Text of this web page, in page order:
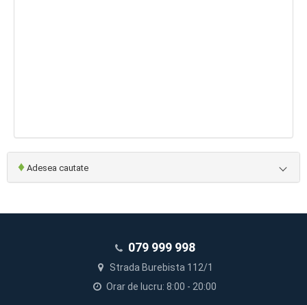
♦ Adesea cautate
079 999 998
Strada Burebista 112/1
Orar de lucru: 8:00 - 20:00